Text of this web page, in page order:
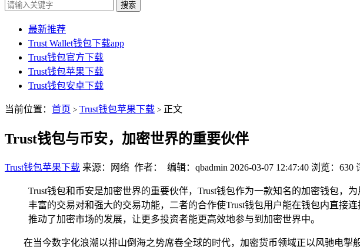
搜索
最新推荐
Trust Wallet钱包下载app
Trust钱包官方下载
Trust钱包苹果下载
Trust钱包安卓下载
当前位置： 首页 > Trust钱包苹果下载 > 正文
Trust钱包与币安，加密世界的重要伙伴
Trust钱包苹果下载 来源：网络 作者： 编辑：qbadmin 2026-03-07 12:47:40 浏览：630
Trust钱包和币安是加密世界的重要伙伴，Trust钱包作为一款知名的加密钱包，
丰富的交易对和强大的交易功能，二者的合作使Trust钱包用户能在钱包内直接
推动了加密市场的发展，让更多投资者能更高效地参与到加密世界中。
在当今数字化浪潮以排山倒海之势席卷全球的时代，加密货币领域正以风驰电